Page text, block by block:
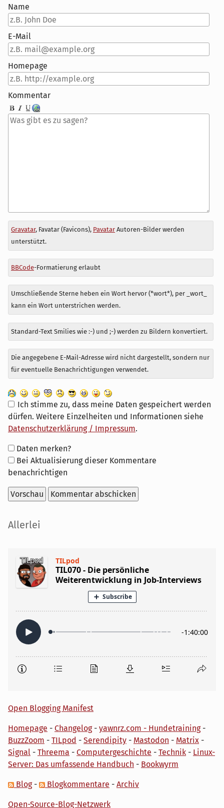
Name
E-Mail
Homepage
Kommentar
Antwort
zu
Gravatar, Favatar (Favicons), PavatarAutoren-Bilder werden
unterstützt.
BBCode-Formatierung erlaubt
Umschließende Sterne heben ein Wort hervor (*wort*), per _wort_
kann ein Wort unterstrichen werden.
Standard-Text Smilies wie :-) und ;-) werden zu Bildern konvertiert.
Die angegebene E-Mail-Adresse wird nicht dargestellt, sondern nur
für eventuelle Benachrichtigungen verwendet.
Ich stimme zu, dass meine Daten gespeichert werden
dürfen. Weitere Einzelheiten und Informationen siehe
Datenschutzerklärung / Impressum.
Formular-
Optionen
Daten merken?
Bei Aktualisierung dieser Kommentare
benachrichtigen
Seitenleiste
Allerlei
Open Blogging Manifest
Homepage - Changelog- yawnrz.com - Hundetraining-
BuzzZoom - TILpod - Serendipity - Mastodon - Matrix -
Signal - Threema - Computergeschichte - Technik - Linux-
Server: Das umfassende Handbuch - Bookwyrm
Blog- Blogkommentare - Archiv
Open-Source-Blog-Netzwerk